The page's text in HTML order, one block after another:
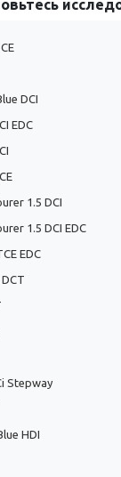
DCI
EDC
1.5 DCI
1.5 DCI EDC
EDC
Stepway
HDI